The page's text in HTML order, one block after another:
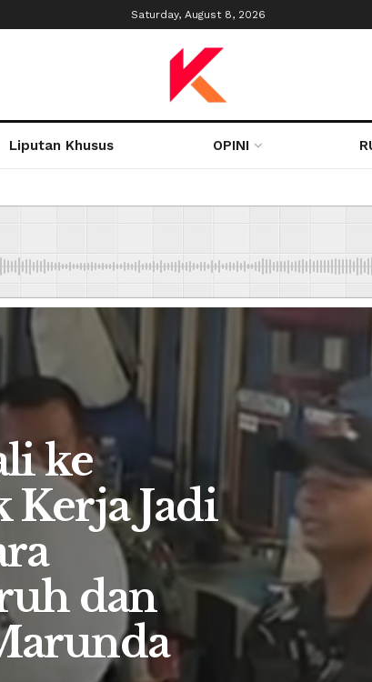
Saturday, August 8, 2026
Liputan Khusus OPINI
ke
Kerja Jadi
dan